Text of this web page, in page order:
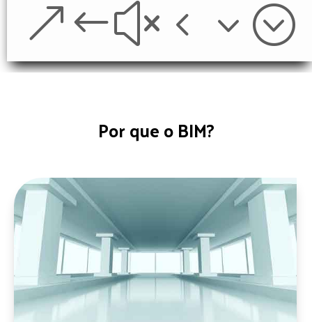
&#x43;
Por que o BIM?